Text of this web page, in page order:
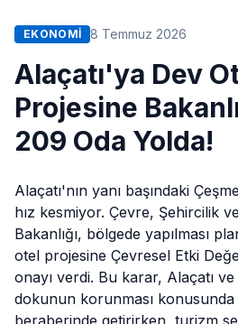
EKONOMI 8 Temmuz 2026
Alaçatı'ya Dev
Projesine
209 Oda Yolda!
Alaçatı'nın yanı başındaki
hız kesmiyor. Çevre, Şehircilik
Bakanlığı, bölgede yapılması
otel projesine Çevresel Etki
onayı verdi. Bu karar, Alaçatı
dokunun korunması konusunda
beraberinde getirirken, turizm